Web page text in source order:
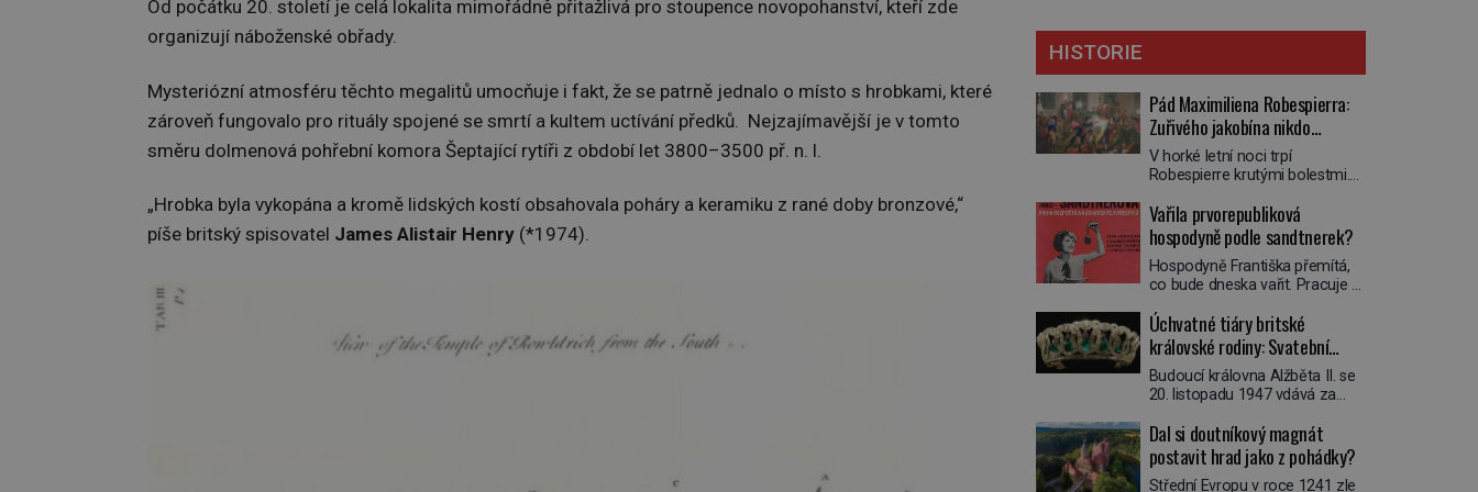
Od počátku 20. století je celá lokalita mimořádně přitažlivá pro stoupence novopohanství, kteří zde
organizují náboženské obřady.
Mysteriózní atmosféru těchto megalitů umocňuje i fakt, že se patrně jednalo o místo s hrobkami, které
zároveň fungovalo pro rituály spojené se smrtí a kultem uctívání předků. Nejzajímavější je v tomto
směru dolmenová pohřební komora Šeptající rytíři z období let 3800–3500 př. n. l.
„Hrobka byla vykopána a kromě lidských kostí obsahovala poháry a keramiku z rané doby bronzové,“
píše britský spisovatel James Alistair Henry (*1974).
HISTORIE
Pád Maximiliena Robespierra:
Zuřivého jakobína nikdo
nelitoval?
V horké letní noci trpí
Robespierre krutými bolestmi.
víří kolotoč myšlenek. Když se
probere z mdlob, vzpomene si
na jednu z pařížských
jasnovidek, kterou před lety
navštívil. Prorokovala mu
vysmál. „Robespierre to
dotáhne hodně daleko,“
prohlásil o něm jiný významný
francouzský revolucionář,
Honoré de Mirabeau […]
Vařila prvorepubliková
hospodyně podle sandtnerek?
Hospodyně Františka přemítá,
co bude dneska vařit. Pracuje v
mlsný jazýček. Zalistuje proto
rychle v jedné ze „sandtnerek“.
„Zaplaťpánbůh, že už
nemusíme chodit s lístky,“
povzdechne si směrem ke
ruce. Ještě v prvních letech
nové republiky fungoval kvůli
nedostatku zboží přídělový
Úchvatné tiáry britské
královské rodiny: Svatební
klenot Alžbětě II. praskl
Budoucí královna Alžběta II. se
20. listopadu 1947 vdává za
Mountbattena. Aby měla na
obřad ve Westminsteru podle
tradice „něco vypůjčeného“, její
Dal si doutníkový magnát
postavit hrad jako z pohádky?
Střední Evropu v roce 1241 zle